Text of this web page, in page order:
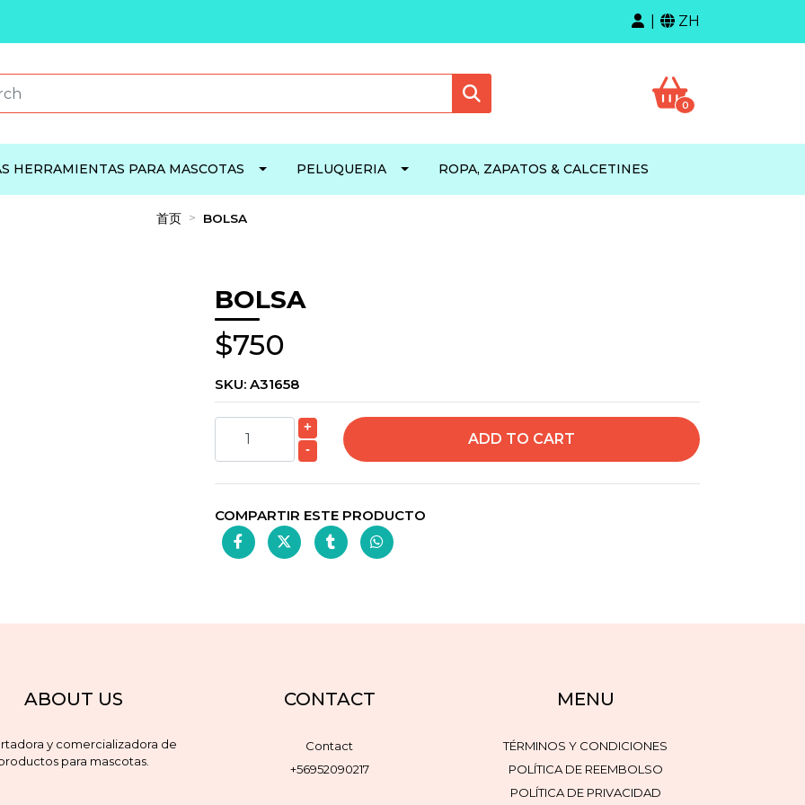
ZH
0
HERRAMIENTAS PARA MASCOTAS PELUQUERIA ROPA, ZAPATOS & CALCETINES
首页 BOLSA
BOLSA
$750
SKU: A31658
+
-
COMPARTIR ESTE PRODUCTO
ABOUT US
y comercializadora de
para mascotas.
CONTACT
Contact
+56952090217
MENU
TÉRMINOS Y CONDICIONES
POLÍTICA DE REEMBOLSO
POLÍTICA DE PRIVACIDAD